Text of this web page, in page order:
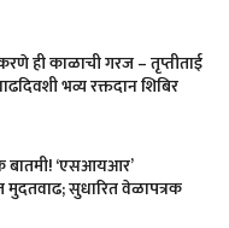
ही काळाची गरज – तृप्तीताई
भव्य रक्तदान शिबिर
बातमी! ‘एसआयआर’
मुदतवाढ; सुधारित वेळापत्रक